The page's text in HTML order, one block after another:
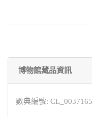
博物館藏品資訊
數典編號: CL_0037165